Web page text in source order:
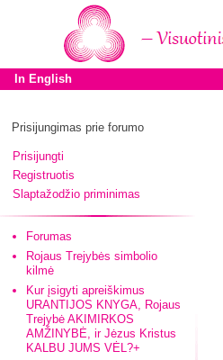
In English
Prisijungimas prie forumo
Prisijungti
Registruotis
Slaptažodžio priminimas
Forumas
Rojaus Trejybės simbolio
kilmė
Kur įsigyti apreiškimus
URANTIJOS KNYGA, Rojaus
Trejybė AKIMIRKOS
AMŽINYBĖ, ir Jėzus Kristus
KALBU JUMS VĖL?+